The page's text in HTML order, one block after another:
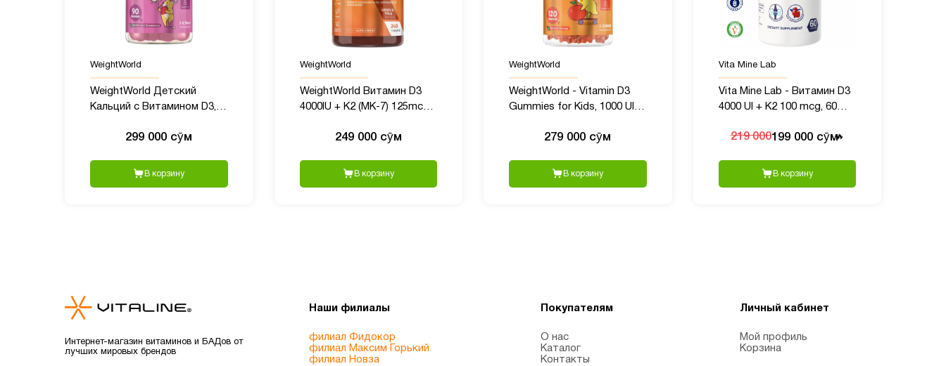
WeightWorld
WeightWorld Детский
Кальций с Витамином D3,
299 000 сӯм
В корзину
WeightWorld
WeightWorld Витамин D3
4000IU + K2 (MK-7) 125mcg,
249 000 сӯм
В корзину
WeightWorld
WeightWorld - Vitamin D3
Gummies for Kids, 1000 UI,
279 000 сӯм
В корзину
Vita Mine Lab
Vita Mine Lab - Витамин D3
4000 UI + K2 100 mcg, 60
219 000199 000 сӯм🔥
В корзину
Интернет-магазин витаминов и БАДов от
лучших мировых брендов
Наши филиалы
филиал Фидокор
филиал Максим Горький
филиал Новза
Покупателям
О нас
Каталог
Контакты
Личный кабинет
Мой профиль
Корзина